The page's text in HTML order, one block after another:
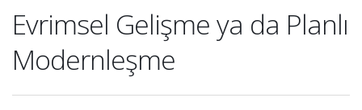
Evrimsel Gelişme ya da Planlı
Modernleşme